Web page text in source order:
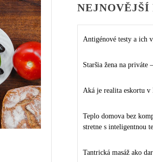
NEJNOVĚJŠÍ
Antigénové testy a ich
Staršia žena na priváte
Aká je realita eskortu v
Teplo domova bez
stretne s inteligentnou
Tantrická masáž ako